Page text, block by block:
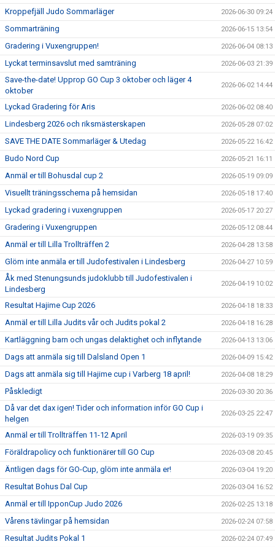
Kroppefjäll Judo Sommarläger 2026-06-30 09:24
Sommarträning 2026-06-15 13:54
Gradering i Vuxengruppen! 2026-06-04 08:13
Lyckat terminsavslut med samträning 2026-06-03 21:39
Save-the-date! Upprop GO Cup 3 oktober och läger 4
oktober
2026-06-02 14:44
Lyckad Gradering för Aris 2026-06-02 08:40
Lindesberg 2026 och riksmästerskapen 2026-05-28 07:02
SAVE THE DATE Sommarläger & Utedag 2026-05-22 16:42
Budo Nord Cup 2026-05-21 16:11
Anmäl er till Bohusdal cup 2 2026-05-19 09:09
Visuellt träningsschema på hemsidan 2026-05-18 17:40
Lyckad gradering i vuxengruppen 2026-05-17 20:27
Gradering i Vuxengruppen 2026-05-12 08:44
Anmäl er till Lilla Trollträffen 2 2026-04-28 13:58
Glöm inte anmäla er till Judofestivalen i Lindesberg 2026-04-27 10:59
Åk med Stenungsunds judoklubb till Judofestivalen i
Lindesberg
2026-04-19 10:02
Resultat Hajime Cup 2026 2026-04-18 18:33
Anmäl er till Lilla Judits vår och Judits pokal 2 2026-04-18 16:28
Kartläggning barn och ungas delaktighet och inflytande 2026-04-13 13:06
Dags att anmäla sig till Dalsland Open 1 2026-04-09 15:42
Dags att anmäla sig till Hajime cup i Varberg 18 april! 2026-04-08 18:29
Påskledigt 2026-03-30 20:36
Då var det dax igen! Tider och information inför GO Cup i
helgen
2026-03-25 22:47
Anmäl er till Trollträffen 11-12 April 2026-03-19 09:35
Föräldrapolicy och funktionärer till GO Cup 2026-03-08 20:45
Äntligen dags för GO-Cup, glöm inte anmäla er! 2026-03-04 19:20
Resultat Bohus Dal Cup 2026-03-04 16:52
Anmäl er till IpponCup Judo 2026 2026-02-25 13:18
Vårens tävlingar på hemsidan 2026-02-24 07:58
Resultat Judits Pokal 1 2026-02-24 07:49